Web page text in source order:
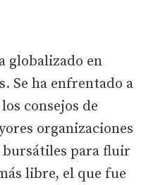
globalizado en
Se ha enfrentado a
consejos de
organizaciones
para fluir
libre, el que fue